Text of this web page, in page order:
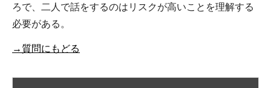
ろで、二人で話をするのはリスクが高いことを理解する
必要がある。
→質問にもどる